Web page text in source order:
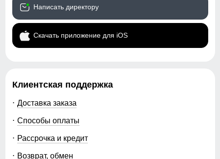
Написать директору
Скачать приложение для iOS
Клиентская поддержка
Доставка заказа
Способы оплаты
Рассрочка и кредит
Возврат, обмен